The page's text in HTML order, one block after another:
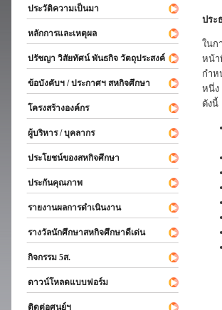
ประวัติความเป็นมา
หลักการและเหตุผล
ปรัชญา วิสัยทัศน์ พันธกิจ วัตถุประสงค์
ข้อบังคับฯ / ประกาศฯ สหกิจศึกษา
โครงสร้างองค์กร
ผู้บริหาร / บุคลากร
ประโยชน์ของสหกิจศึกษา
ประกันคุณภาพ
รายงานผลการดำเนินงาน
รางวัลนักศึกษาสหกิจศึกษาดีเด่น
กิจกรรม 5ส.
ดาวน์โหลดแบบฟอร์ม
ติดต่อศูนย์ฯ
ประ
ในก
หน้า
กำห
หนึ่ง
ดังนี้